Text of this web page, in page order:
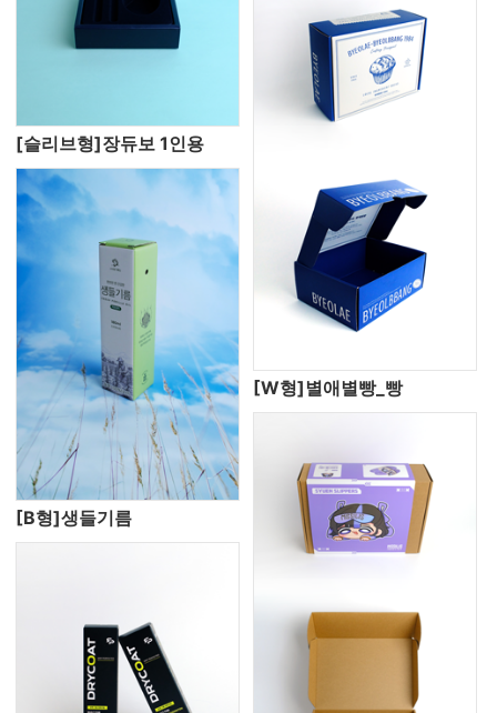
[슬리브형]장듀보 1인용
[B형]생들기름
[W형]별애별빵_빵